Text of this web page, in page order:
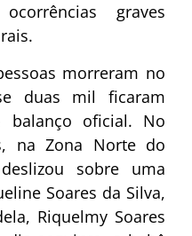
graves
morreram no
duas mil ficaram
balanço oficial. No
na Zona Norte do
sobre uma
Soares da Silva,
Riquelmy Soares